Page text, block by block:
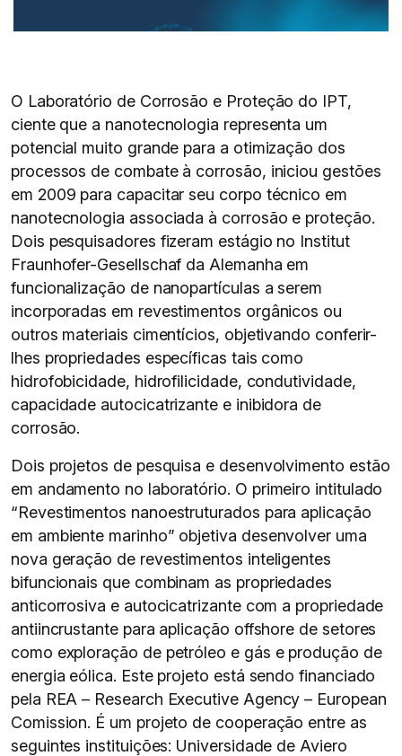
O Laboratório de Corrosão e Proteção do IPT,
ciente que a nanotecnologia representa um
potencial muito grande para a otimização dos
processos de combate à corrosão, iniciou gestões
em 2009 para capacitar seu corpo técnico em
nanotecnologia associada à corrosão e proteção.
Dois pesquisadores fizeram estágio no Institut
Fraunhofer-Gesellschaf da Alemanha em
funcionalização de nanopartículas a serem
incorporadas em revestimentos orgânicos ou
outros materiais cimentícios, objetivando conferir-
lhes propriedades específicas tais como
hidrofobicidade, hidrofilicidade, condutividade,
capacidade autocicatrizante e inibidora de
corrosão.
Dois projetos de pesquisa e desenvolvimento estão
em andamento no laboratório. O primeiro intitulado
“Revestimentos nanoestruturados para aplicação
em ambiente marinho” objetiva desenvolver uma
nova geração de revestimentos inteligentes
bifuncionais que combinam as propriedades
anticorrosiva e autocicatrizante com a propriedade
antiincrustante para aplicação offshore de setores
como exploração de petróleo e gás e produção de
energia eólica. Este projeto está sendo financiado
pela REA – Research Executive Agency – European
Comission. É um projeto de cooperação entre as
seguintes instituições: Universidade de Aviero